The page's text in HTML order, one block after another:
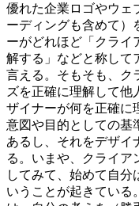
優れた企業ロゴやウェ
ーディングも含めて）
ーがどれほど「クライ
解する」などと称して
言える。そもそも、ク
ズを正確に理解して他
ザイナーが何を正確に
意図や目的としての基
あるし、それをデザイ
る。いまや、クライア
してみて、始めて自分
いうことが起きている